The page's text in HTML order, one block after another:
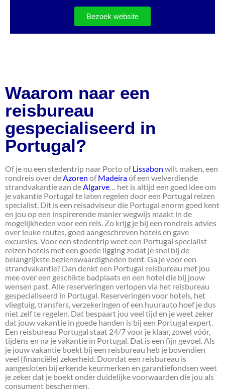
Bezoek website
Waarom naar een
reisbureau
gespecialiseerd in
Portugal?
Of je nu een stedentrip naar Porto ofLissabon wilt maken, een
rondreis over de Azoren ofMadeiraóf een welverdiende
strandvakantie aan de Algarve … het is altijd een goed idee om
je vakantie Portugal te laten regelen door een Portugal reizen
specialist. Dit is een reisadviseur die Portugal enorm goed kent
en jou op een inspirerende manier wegwijs maakt in de
mogelijkheden voor een reis. Zo krijg je bij een rondreis advies
over leuke routes, goed aangeschreven hotels en gave
excursies. Voor een stedentrip weet een Portugal specialist
reizen hotels met een goede ligging zodat je snel bij de
belangrijkste bezienswaardigheden bent. Ga je voor een
strandvakantie? Dan denkt een Portugal reisbureau met jou
mee over een geschikte badplaats en een hotel die bij jouw
wensen past. Alle reserveringen verlopen via het reisbureau
gespecialiseerd in Portugal. Reserveringen voor hotels, het
vliegtuig, transfers, verzekeringen of een huurauto hoef je dus
niet zelf te regelen. Dat bespaart jou veel tijd en je weet zeker
dat jouw vakantie in goede handen is bij een Portugal expert.
Een reisbureau Portugal staat 24/7 voor je klaar, zowel vóór,
tijdens en na je vakantie in Portugal. Dat is een fijn gevoel. Als
je jouw vakantie boekt bij een reisbureau heb je bovendien
veel (financiële) zekerheid. Doordat een reisbureau is
aangesloten bij erkende keurmerken en garantiefondsen weet
je zeker dat je boekt onder duidelijke voorwaarden die jou als
consument beschermen.